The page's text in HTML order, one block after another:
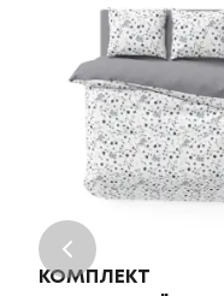
КОМПЛЕКТ